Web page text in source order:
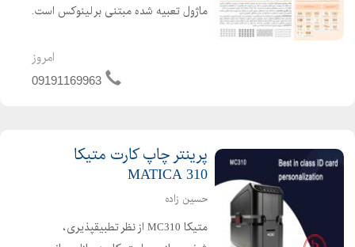
ماژول تعبیه شده مبتنی بر لینوکس است.
های موجود، چاپ با کیفیت بالا و پردازش
امن داده های کارت شناسایی را فراهم
امروز
09191169963
پرینتر چاپ کارت متیکا
MATICA 310
حسین زاده
متیکا MC310 از نظر تطبیقپذیری،